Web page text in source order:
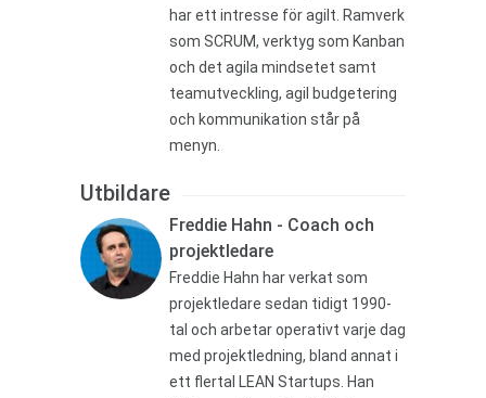
har ett intresse för agilt. Ramverk
som SCRUM, verktyg som Kanban
och det agila mindsetet samt
teamutveckling, agil budgetering
och kommunikation står på
menyn.
Utbildare
Freddie Hahn - Coach och
projektledare
Freddie Hahn har verkat som
projektledare sedan tidigt 1990-
tal och arbetar operativt varje dag
med projektledning, bland annat i
ett flertal LEAN Startups. Han